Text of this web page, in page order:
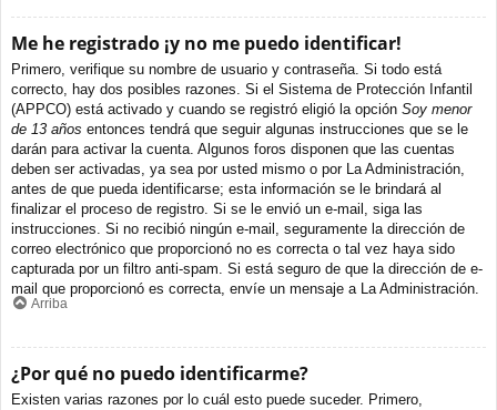
Me he registrado ¡y no me puedo identificar!
Primero, verifique su nombre de usuario y contraseña. Si todo está
correcto, hay dos posibles razones. Si el Sistema de Protección Infantil
(APPCO) está activado y cuando se registró eligió la opción Soy menor
de 13 años entonces tendrá que seguir algunas instrucciones que se le
darán para activar la cuenta. Algunos foros disponen que las cuentas
deben ser activadas, ya sea por usted mismo o por La Administración,
antes de que pueda identificarse; esta información se le brindará al
finalizar el proceso de registro. Si se le envió un e-mail, siga las
instrucciones. Si no recibió ningún e-mail, seguramente la dirección de
correo electrónico que proporcionó no es correcta o tal vez haya sido
capturada por un filtro anti-spam. Si está seguro de que la dirección de e-
mail que proporcionó es correcta, envíe un mensaje a La Administración.
Arriba
¿Por qué no puedo identificarme?
Existen varias razones por lo cuál esto puede suceder. Primero,